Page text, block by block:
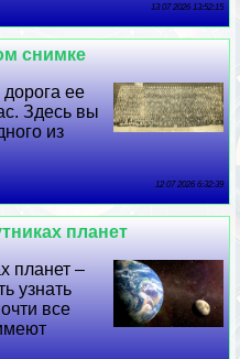
13 07 2026 13:52:15
снимке
ее
Здесь вы
из
12 07 2026 6:32:39
планет
планет –
узнать
все